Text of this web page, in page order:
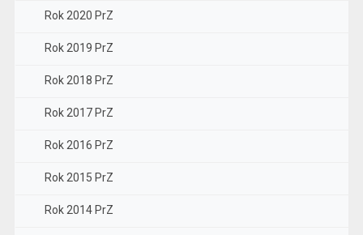
Rok 2020 PrZ
Rok 2019 PrZ
Rok 2018 PrZ
Rok 2017 PrZ
Rok 2016 PrZ
Rok 2015 PrZ
Rok 2014 PrZ